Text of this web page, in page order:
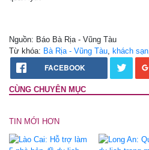
Nguồn: Báo Bà Rịa - Vũng Tàu
Từ khóa: Bà Rịa - Vũng Tàu khách sạn
FACEBOOK
CÙNG CHUYÊN MỤC
TIN MỚI HƠN